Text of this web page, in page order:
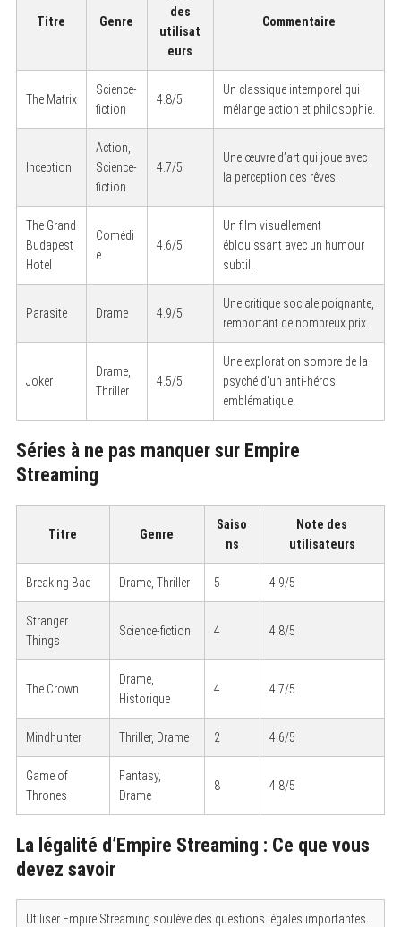
Titre Genre
des
utilisat
eurs
Commentaire
The Matrix
Science-
fiction
4.8/5
Un classique intemporel qui
mélange action et philosophie.
Inception
Action,
Science-
fiction
4.7/5
Une œuvre d’art qui joue avec
la perception des rêves.
The Grand
Budapest
Hotel
Comédi
e
4.6/5
Un film visuellement
éblouissant avec un humour
subtil.
Parasite Drame 4.9/5
Une critique sociale poignante,
remportant de nombreux prix.
Joker
Drame,
Thriller
4.5/5
Une exploration sombre de la
psyché d’un anti-héros
emblématique.
Séries à ne pas manquer sur Empire
Streaming
Titre Genre
Saiso
ns
Note des
utilisateurs
Breaking Bad Drame, Thriller 5 4.9/5
Stranger
Things
Science-fiction 4 4.8/5
The Crown
Drame,
Historique
4 4.7/5
Mindhunter Thriller, Drame 2 4.6/5
Game of
Thrones
Fantasy,
Drame
8 4.8/5
La légalité d’Empire Streaming : Ce que vous
devez savoir
Utiliser Empire Streaming soulève des questions légales importantes.